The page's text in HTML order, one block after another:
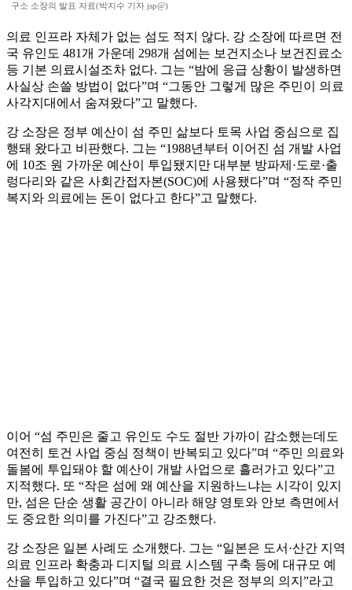
구소 소장의 발표 자료(박지수 기자 jsp@)
의료 인프라 자체가 없는 섬도 적지 않다. 강 소장에 따르면 전
국 유인도 481개 가운데 298개 섬에는 보건지소나 보건진료소
등 기본 의료시설조차 없다. 그는 “밤에 응급 상황이 발생하면
사실상 손쓸 방법이 없다”며 “그동안 그렇게 많은 주민이 의료
사각지대에서 숨져왔다”고 말했다.
강 소장은 정부 예산이 섬 주민 삶보다 토목 사업 중심으로 집
행돼 왔다고 비판했다. 그는 “1988년부터 이어진 섬 개발 사업
에 10조 원 가까운 예산이 투입됐지만 대부분 방파제·도로·출
렁다리와 같은 사회간접자본(SOC)에 사용됐다”며 “정작 주민
복지와 의료에는 돈이 없다고 한다”고 말했다.
이어 “섬 주민은 줄고 유인도 수도 절반 가까이 감소했는데도
여전히 토건 사업 중심 정책이 반복되고 있다”며 “주민 의료와
돌봄에 투입돼야 할 예산이 개발 사업으로 흘러가고 있다”고
지적했다. 또 “작은 섬에 왜 예산을 지원하느냐는 시각이 있지
만, 섬은 단순 생활 공간이 아니라 해양 영토와 안보 측면에서
도 중요한 의미를 가진다”고 강조했다.
강 소장은 일본 사례도 소개했다. 그는 “일본은 도서·산간 지역
의료 인프라 확충과 디지털 의료 시스템 구축 등에 대규모 예
산을 투입하고 있다”며 “결국 필요한 것은 정부의 의지”라고